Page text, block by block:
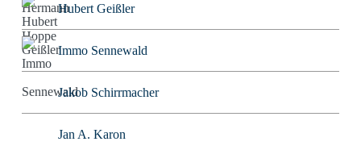
Hubert Geißler
Immo Sennewald
Jakob Schirrmacher
Jan A. Karon